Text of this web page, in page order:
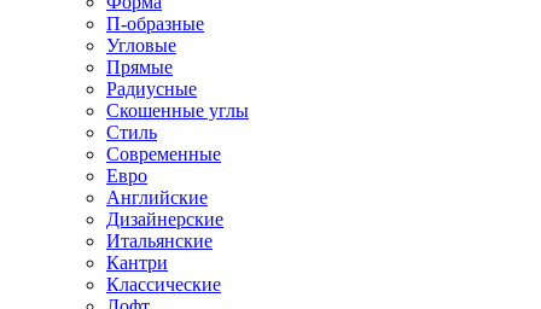
П-образные
Угловые
Прямые
Радиусные
Скошенные углы
Стиль
Современные
Евро
Английские
Дизайнерские
Итальянские
Кантри
Классические